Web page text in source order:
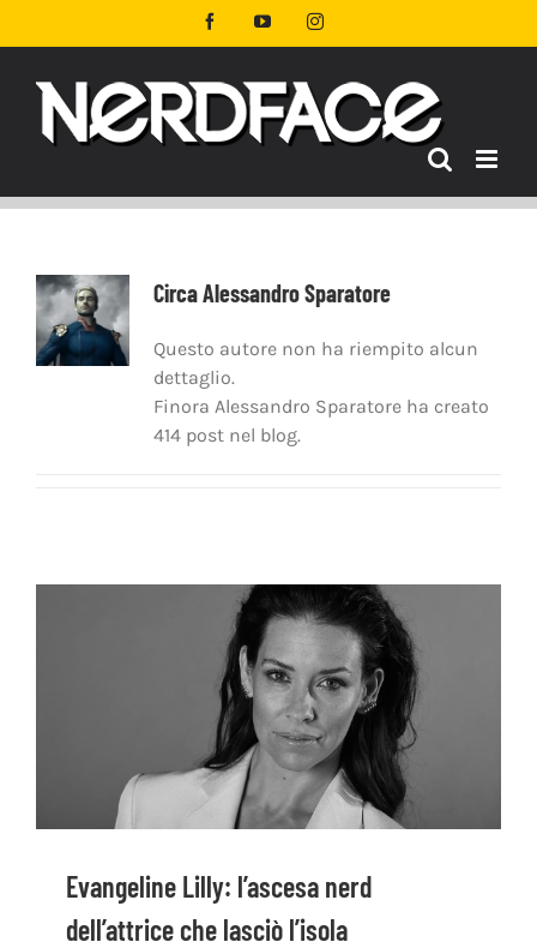
al
FacebookYouTubeInstagram
CircaAlessandro Sparatore
Questo autore non ha riempito alcun
dettaglio.
Finora Alessandro Sparatore ha creato
414 post nel blog.
Evangeline Lilly: l’ascesa nerd
dell’attrice che lasciò l’isola